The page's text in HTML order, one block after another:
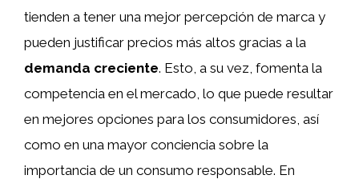
tienden a tener una mejor percepción de marca y
pueden justificar precios más altos gracias a la
demanda creciente. Esto, a su vez, fomenta la
competencia en el mercado, lo que puede resultar
en mejores opciones para los consumidores, así
como en una mayor conciencia sobre la
importancia de un consumo responsable. En